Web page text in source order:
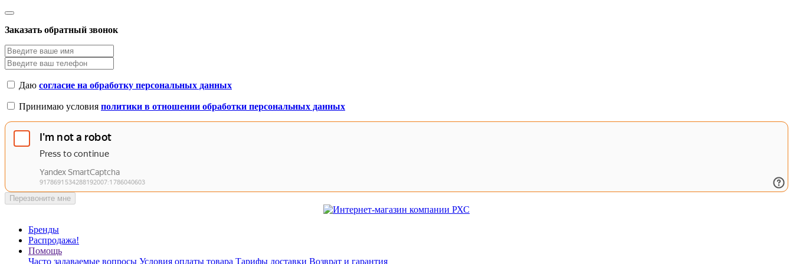
Заказать обратный звонок
Даю согласие на обработку персональных данных
Принимаю условия политики в отношении обработки персональных данных
Перезвоните мне
Бренды
Распродажа!
Помощь
Часто задаваемые вопросы Условия оплаты товара Тарифы доставки Возврат и гарантия